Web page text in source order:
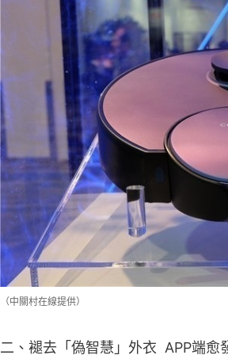
（中關村在線提供）
二、褪去「偽智慧」外衣  APP端愈